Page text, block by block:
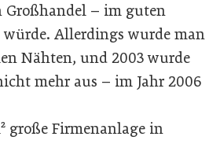
Großhandel – im guten
Allerdings wurde man
Nähten, und 2003 wurde
mehr aus – im Jahr 2006
große Firmenanlage in